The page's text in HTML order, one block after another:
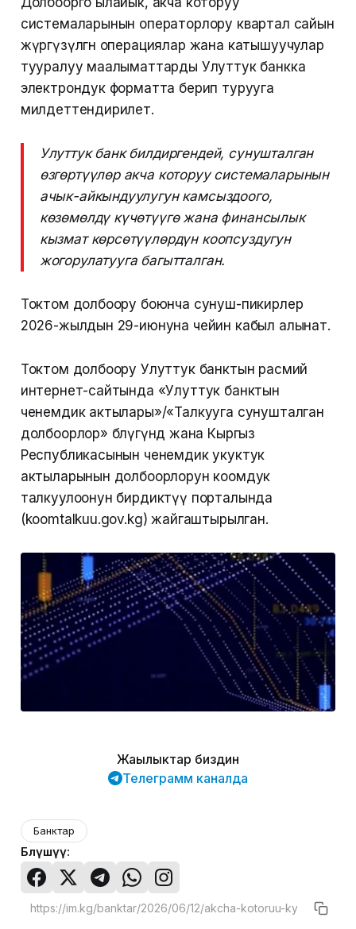
системаларынын операторлору квартал сайын
жүргүзүлгөн операциялар жана катышуучулар
тууралуу маалыматтарды Улуттук банкка
электрондук форматта берип турууга
милдеттендирилет.
Улуттук банк билдиргендей, сунушталган
өзгөртүүлөр акча которуу системаларынын
ачык-айкындуулугун камсыздоого,
көзөмөлдү күчөтүүгө жана финансылык
кызмат көрсөтүүлөрдүн коопсуздугун
жогорулатууга багытталган.
Токтом долбоору боюнча сунуш-пикирлер
2026-жылдын 29-июнуна чейин кабыл алынат.
Токтом долбоору Улуттук банктын расмий
интернет-сайтында «Улуттук банктын
ченемдик актылары»/«Талкууга сунушталган
долбоорлор» бөлүгүндө жана Кыргыз
Республикасынын ченемдик укуктук
актыларынын долбоорлорун коомдук
талкуулоонун бирдиктүү порталында
(koomtalkuu.gov.kg) жайгаштырылган.
Жаңылыктар биздин
Телеграмм каналда
Банктар
Бөлүшүү: